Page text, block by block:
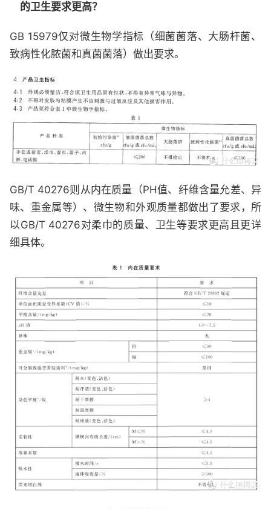
的卫生要求更高？
GB 15979仅对微生物学指标（细菌菌落、大肠杆菌、
致病性化脓菌和真菌菌落）做出要求。
GB/T 40276则从内在质量（PH值、纤维含量允差、异
味、重金属等）、微生物和外观质量都做出了要求，所
以GB/T 40276对柔巾的质量、卫生等要求更高且更详
细具体。